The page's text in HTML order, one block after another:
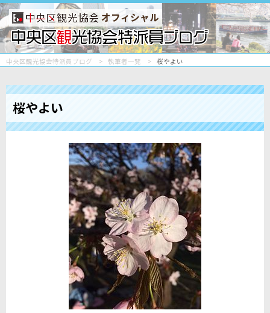
オフィシャル
中央区観光協会特派員ブログ 執筆者一覧 桜やよい
桜やよい